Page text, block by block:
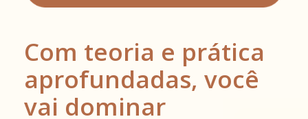
Com teoria e prática
aprofundadas, você
vai dominar